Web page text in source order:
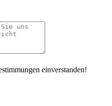
einverstanden!